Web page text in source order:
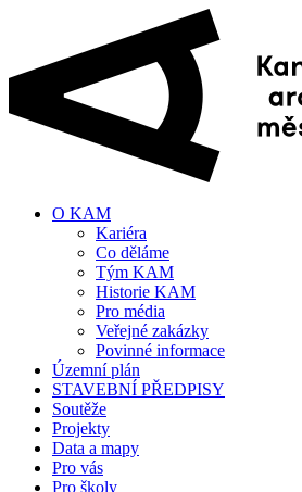
O KAM
Kariéra
Co děláme
Tým KAM
Historie KAM
Pro média
Veřejné zakázky
Povinné informace
Územní plán
STAVEBNÍ PŘEDPISY
Soutěže
Projekty
Data a mapy
Pro vás
Pro školy